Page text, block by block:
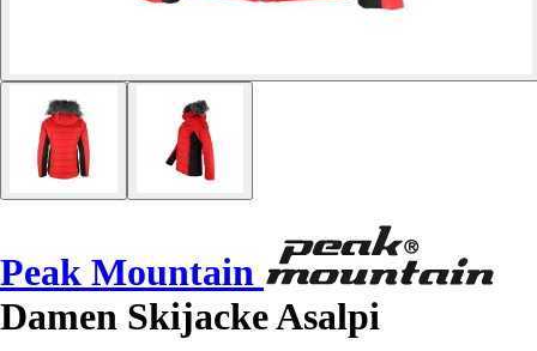
Peak Mountain
Damen Skijacke Asalpi